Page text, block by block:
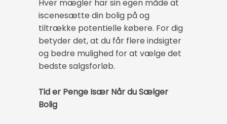
Hver mægler har sin egen måde at
iscenesætte din bolig på og
tiltrække potentielle købere. For dig
betyder det, at du får flere indsigter
og bedre mulighed for at vælge det
bedste salgsforløb.
Tid er Penge Især Når du Sælger
Bolig